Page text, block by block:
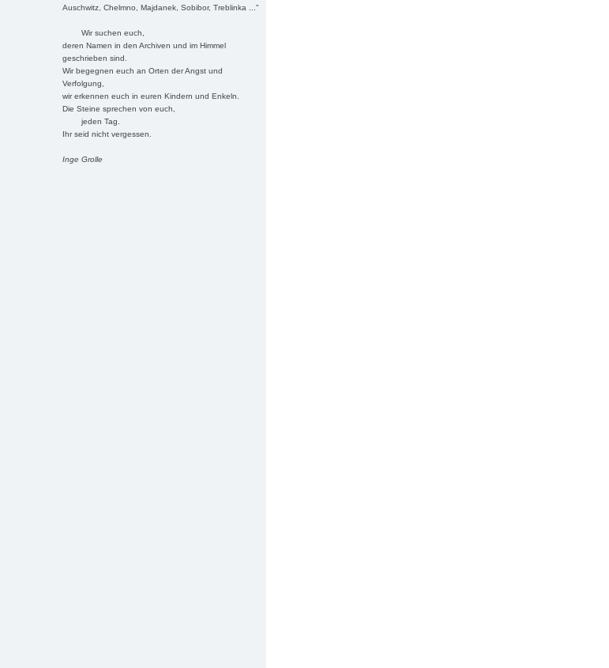
Auschwitz, Chelmno, Majdanek, Sobibor, Treblinka ..."
Wir suchen euch,
deren Namen in den Archiven und im Himmel
geschrieben sind.
Wir begegnen euch an Orten der Angst und
Verfolgung,
wir erkennen euch in euren Kindern und Enkeln.
Die Steine sprechen von euch,
jeden Tag.
Ihr seid nicht vergessen.
Inge Grolle